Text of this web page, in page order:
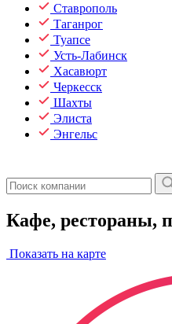
Ставрополь
Таганрог
Туапсе
Усть-Лабинск
Хасавюрт
Черкесск
Шахты
Элиста
Энгельс
Кафе, рестораны,
Показать на карте